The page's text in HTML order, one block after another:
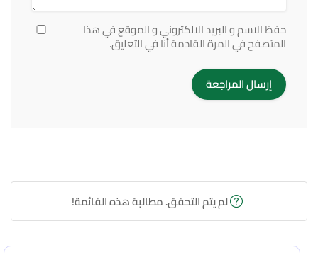
حفظ الاسم و البريد الالكتروني و الموقع في هذا
المتصفح في المرة القادمة أنا في التعليق.
لم يتم التحقق. مطالبة هذه القائمة!